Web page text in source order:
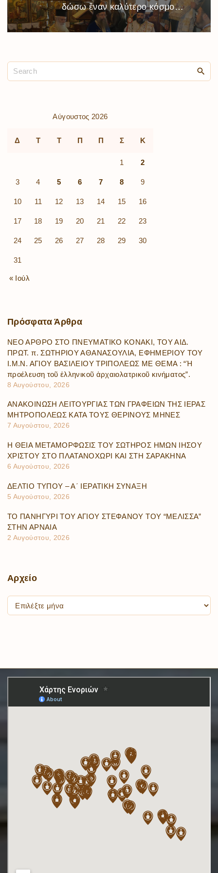
δώσω ἕναν καλύτερο κόσμο…
Αύγουστος 2026
Δ Τ Τ Π Π Σ Κ
1 2
3 4 5 6 7 8 9
10 11 12 13 14 15 16
17 18 19 20 21 22 23
24 25 26 27 28 29 30
31
« Ιούλ
Πρόσφατα Άρθρα
ΝΕΟ ΑΡΘΡΟ ΣΤΟ ΠΝΕΥΜΑΤΙΚΟ ΚΟΝΑΚΙ, ΤΟΥ ΑΙΔ.
ΠΡΩΤ. π. ΣΩΤΗΡΙΟΥ ΑΘΑΝΑΣΟΥΛΙΑ, ΕΦΗΜΕΡΙΟΥ ΤΟΥ
Ι.Μ.Ν. ΑΓΙΟΥ ΒΑΣΙΛΕΙΟΥ ΤΡΙΠΟΛΕΩΣ ΜΕ ΘΕΜΑ : “Ἡ
προέλευση τοῦ ἑλληνικοῦ ἀρχαιολατρικοῦ κινήματος”.
8 Αυγούστου, 2026
ΑΝΑΚΟΙΝΩΣΗ ΛΕΙΤΟΥΡΓΙΑΣ ΤΩΝ ΓΡΑΦΕΙΩΝ ΤΗΣ ΙΕΡΑΣ
ΜΗΤΡΟΠΟΛΕΩΣ ΚΑΤΑ ΤΟΥΣ ΘΕΡΙΝΟΥΣ ΜΗΝΕΣ
7 Αυγούστου, 2026
Η ΘΕΙΑ ΜΕΤΑΜΟΡΦΩΣΙΣ ΤΟΥ ΣΩΤΗΡΟΣ ΗΜΩΝ ΙΗΣΟΥ
ΧΡΙΣΤΟΥ ΣΤΟ ΠΛΑΤΑΝΟΧΩΡΙ ΚΑΙ ΣΤΗ ΣΑΡΑΚΗΝΑ
6 Αυγούστου, 2026
ΔΕΛΤΙΟ ΤΥΠΟΥ – Α΄ ΙΕΡΑΤΙΚΗ ΣΥΝΑΞΗ
5 Αυγούστου, 2026
ΤΟ ΠΑΝΗΓΥΡΙ ΤΟΥ ΑΓΙΟΥ ΣΤΕΦΑΝΟΥ ΤΟΥ “ΜΕΛΙΣΣΑ”
ΣΤΗΝ ΑΡΝΑΙΑ
2 Αυγούστου, 2026
Αρχείο